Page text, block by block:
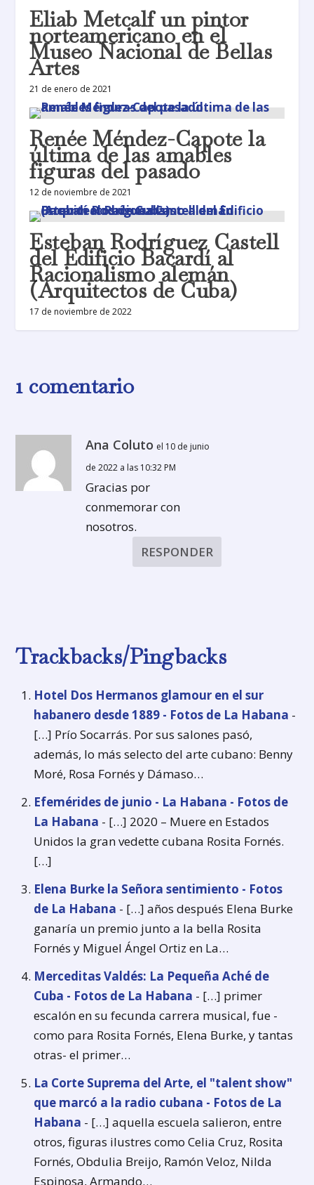
Eliab Metcalf un pintor
norteamericano en el
Museo Nacional de Bellas
Artes
21 de enero de 2021
Renée Méndez-Capote la
última de las amables
figuras del pasado
12 de noviembre de 2021
Esteban Rodríguez Castell
del Edificio Bacardí al
Racionalismo alemán
(Arquitectos de Cuba)
17 de noviembre de 2022
1 comentario
Ana Coluto el 10 de junio
de 2022 a las 10:32 PM
Gracias por
conmemorar con
nosotros.
RESPONDER
Trackbacks/Pingbacks
Hotel Dos Hermanos glamour en el sur
habanero desde 1889 - Fotos de La Habana -
[…] Prío Socarrás. Por sus salones pasó,
además, lo más selecto del arte cubano: Benny
Moré, Rosa Fornés y Dámaso…
Efemérides de junio - La Habana - Fotos de
La Habana - […] 2020 – Muere en Estados
Unidos la gran vedette cubana Rosita Fornés.
[…]
Elena Burke la Señora sentimiento - Fotos
de La Habana - […] años después Elena Burke
ganaría un premio junto a la bella Rosita
Fornés y Miguel Ángel Ortiz en La…
Merceditas Valdés: La Pequeña Aché de
Cuba - Fotos de La Habana - […] primer
escalón en su fecunda carrera musical, fue -
como para Rosita Fornés, Elena Burke, y tantas
otras- el primer…
La Corte Suprema del Arte, el "talent show"
que marcó a la radio cubana - Fotos de La
Habana - […] aquella escuela salieron, entre
otros, figuras ilustres como Celia Cruz, Rosita
Fornés, Obdulia Breijo, Ramón Veloz, Nilda
Espinosa, Armando…